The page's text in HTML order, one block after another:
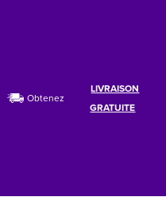
Obtenez
LIVRAISON
GRATUITE